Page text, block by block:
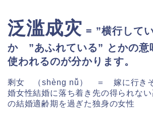
泛滥成灾 = ”横行して
か ”あふれている” とかの意
使われるのが分かります。
剩女 （shèng nǚ） ＝ 嫁に行き
婚女性結婚に落ち着き先の得られな
の結婚適齢期を過ぎた独身の女性